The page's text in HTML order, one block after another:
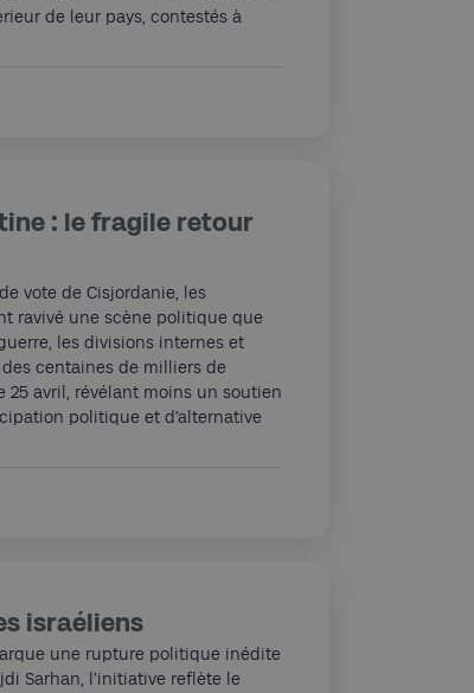
de leur pays, contestés à
: le fragile retour
vote de Cisjordanie, les
ravivé une scène politique que
les divisions internes et
centaines de milliers de
25 avril, révélant moins un soutien
politique et d’alternative
israéliens
une rupture politique inédite
Sarhan, l’initiative reflète le